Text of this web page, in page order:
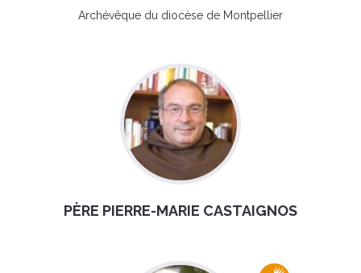
Archévêque du diocèse de Montpellier
PÈRE PIERRE-MARIE CASTAIGNOS